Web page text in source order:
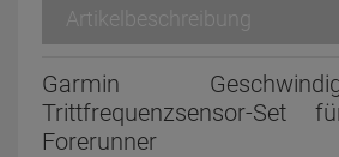
Artikelbeschreibung
Garmin
Trittfrequenzsensor-Set
Forerunner